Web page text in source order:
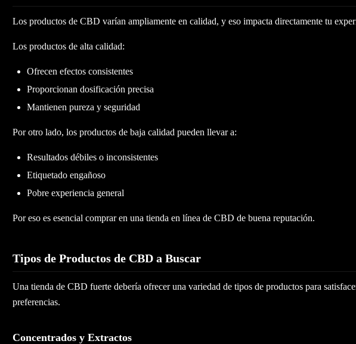
Los productos de CBD varían ampliamente en calidad, y eso impacta directamente tu
Los productos de alta calidad:
Ofrecen efectos consistentes
Proporcionan dosificación precisa
Mantienen pureza y seguridad
Por otro lado, los productos de baja calidad pueden llevar a:
Resultados débiles o inconsistentes
Etiquetado engañoso
Pobre experiencia general
Por eso es esencial comprar en una tienda en línea de CBD de buena reputación.
Tipos de Productos de CBD a Buscar
Una tienda de CBD fuerte debería ofrecer una variedad de tipos de productos para
preferencias.
Concentrados y Extractos